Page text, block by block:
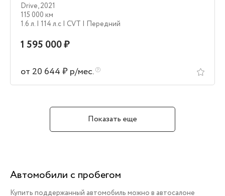
Drive,2021
115 000 км
1.6 л. | 114 л.c | CVT | Передний
1 595 000 ₽
от 20 644 ₽ р/мес.
Показать еще
Автомобили с пробегом
Купить поддержанный автомобиль можно в автосалоне